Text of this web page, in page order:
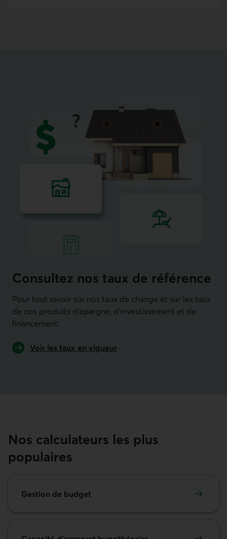
Consultez nos taux de référence
Pour tout savoir sur nos taux de change et sur les taux
de nos produits d’épargne, d’investissement et de
financement.
Voir les taux en vigueur
Nos calculateurs les plus
populaires
Gestion de budget